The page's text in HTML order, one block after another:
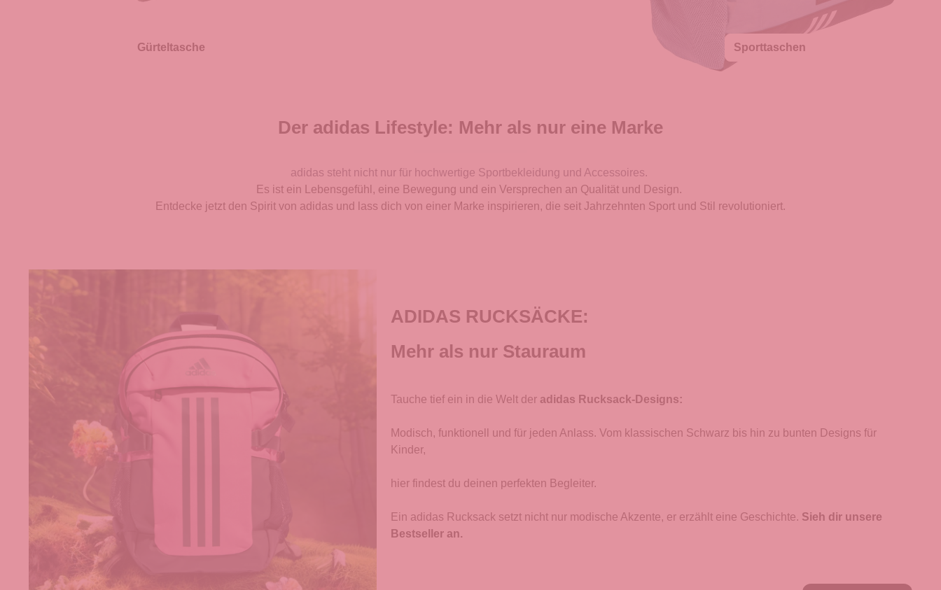
Gürteltasche Sporttaschen
Der adidas Lifestyle: Mehr als nur eine Marke
adidas steht nicht nur für hochwertige Sportbekleidung und Accessoires.
Es ist ein Lebensgefühl, eine Bewegung und ein Versprechen an Qualität und Design.
Entdecke jetzt den Spirit von adidas und lass dich von einer Marke inspirieren, die seit Jahrzehnten Sport und Stil revolutioniert.
ADIDAS RUCKSÄCKE:
Mehr als nur Stauraum
Tauche tief ein in die Welt der adidas Rucksack-Designs:
Modisch, funktionell und für jeden Anlass. Vom klassischen Schwarz bis hin zu bunten Designs für
Kinder,
hier findest du deinen perfekten Begleiter.
Ein adidas Rucksack setzt nicht nur modische Akzente, er erzählt eine Geschichte. Sieh dir unsere
Bestseller an.